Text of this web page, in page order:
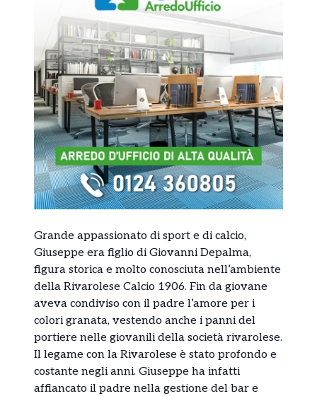
Grande appassionato di sport e di calcio,
Giuseppe era figlio di Giovanni Depalma,
figura storica e molto conosciuta nell’ambiente
della Rivarolese Calcio 1906. Fin da giovane
aveva condiviso con il padre l’amore per i
colori granata, vestendo anche i panni del
portiere nelle giovanili della società rivarolese.
Il legame con la Rivarolese è stato profondo e
costante negli anni. Giuseppe ha infatti
affiancato il padre nella gestione del bar e